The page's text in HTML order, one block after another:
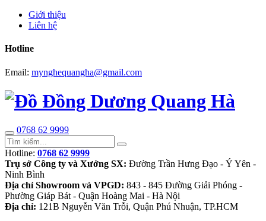
Giới thiệu
Liên hệ
Hotline
Email: mynghequangha@gmail.com
0768 62 9999
Hotline: 0768 62 9999
Trụ sở Công ty và Xưởng SX: Đường Trần Hưng Đạo - Ý Yên -
Ninh Bình
Địa chỉ Showroom và VPGD: 843 - 845 Đường Giải Phóng -
Phường Giáp Bát - Quận Hoàng Mai - Hà Nội
Địa chỉ: 121B Nguyễn Văn Trỗi, Quận Phú Nhuận, TP.HCM